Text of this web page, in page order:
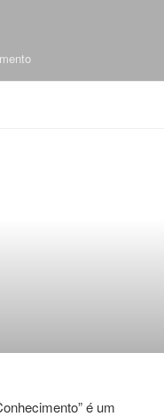
é um